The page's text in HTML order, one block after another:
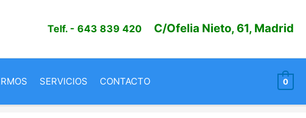
Telf. - 643 839 420 C/Ofelia Nieto, 61, Madrid
SERVICIOS CONTACTO 0